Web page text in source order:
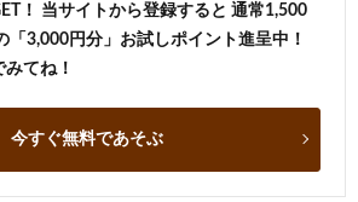
！ 当サイトから登録すると 通常1,500
「3,000円分」お試しポイント進呈中！
てね！
今すぐ無料であそぶ